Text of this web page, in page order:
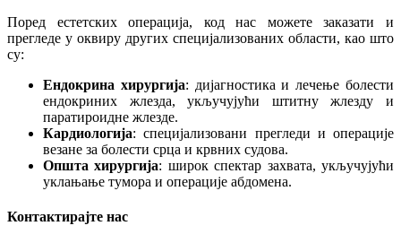
Поред естетских операција, код нас можете заказати и
прегледе у оквиру других специјализованих области, као што
су:
Ендокрина хирургија: дијагностика и лечење болести
ендокриних жлезда, укључујући штитну жлезду и
паратироидне жлезде.
Кардиологија: специјализовани прегледи и операције
везане за болести срца и крвних судова.
Општа хирургија: широк спектар захвата, укључујући
уклањање тумора и операције абдомена.
Контактирајте нас